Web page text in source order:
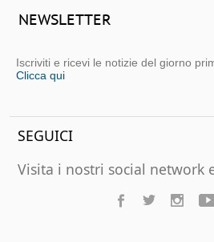
NEWSLETTER
Iscriviti e ricevi le notizie del giorno
Clicca qui
SEGUICI
Visita i nostri social network